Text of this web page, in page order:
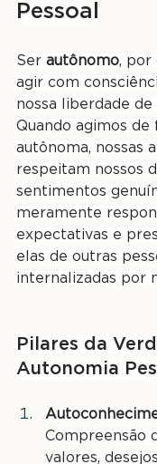
Pessoal
Ser autônomo, por
agir com
nossa liberdade de
Quando agimos de
autônoma, nossas
respeitam nossos
sentimentos
meramente
expectativas e
elas de outras
internalizadas por
Pilares da
Autonomia
Compreensão
valores,